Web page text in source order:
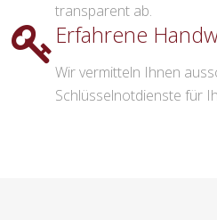
transparent ab.
Erfahrene
Wir vermitteln Ihnen
Schlüsselnotdienste für